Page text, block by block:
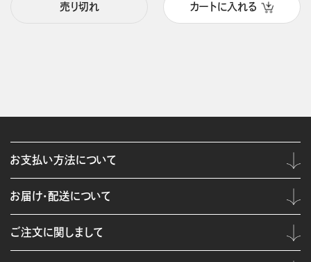
売り切れ カートに入れる
お支払い方法について
お届け・配送について
ご注文に関しまして